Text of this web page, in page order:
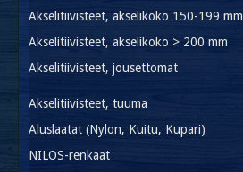
Akselitiivisteet, akselikoko 150-199 mm
Akselitiivisteet, akselikoko > 200 mm
Akselitiivisteet, jousettomat
Akselitiivisteet, tuuma
Aluslaatat (Nylon, Kuitu, Kupari)
NILOS-renkaat